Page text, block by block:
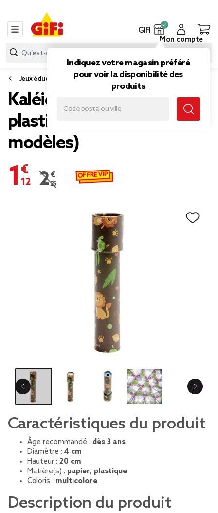
GIFI
Indiquez votre magasin préféré
pour voir la disponibilité des
produits
Mon compte
Jeux éducatifs
Kaléidoscope en papier et
plastique Ø4xH20cm (6
modèles)
1,12 €
Prix remisé de 2,25 € à 1,12 €
2,25 € OFFRE VIP
Caractéristiques du produit
Âge recommandé : dès 3 ans
Diamètre : 4 cm
Hauteur : 20 cm
Matière(s) : papier, plastique
Coloris : multicolore
Description du produit